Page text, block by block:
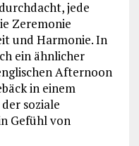
jede
Zeremonie
und Harmonie. In
ein ähnlicher
Afternoon
in einem
soziale
Gefühl von